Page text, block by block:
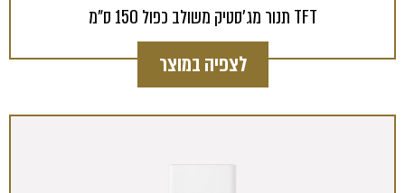
תנור מג'סטיק משולב כפול 150 ס"מ TFT
לצפיה במוצר
Template is not defined.